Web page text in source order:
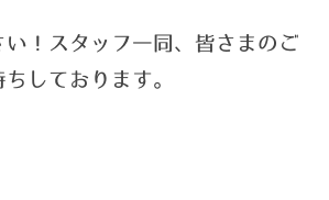
！ スタッフ一同、皆さまのご
しております。